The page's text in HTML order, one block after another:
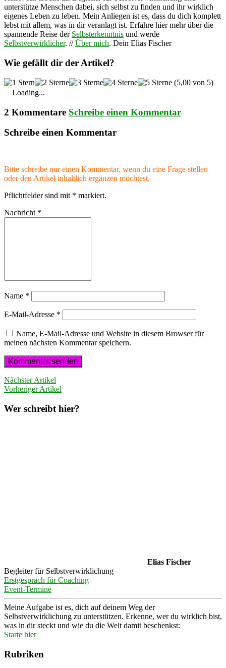
unterstütze Menschen dabei, sich selbst zu finden und ihr wirklich
eigenes Leben zu leben. Mein Anliegen ist es, dass du dich komplett
lebst mit allem, was in dir veranlagt ist. Erfahre hier mehr über die
spannende Reise der Selbsterkenntnis und werde
Selbstverwirklicher. //Über mich. Dein Elias Fischer
Wie gefällt dir der Artikel?
(5,00 von 5)
Loading...
2 Kommentare Schreibe einen Kommentar
Schreibe einen Kommentar
Bitte schreibe nur einen Kommentar, wenn du eine Frage stellen
oder den Artikel inhaltlich ergänzen möchtest.
Pflichtfelder sind mit * markiert.
Nachricht *
Name *
E-Mail-Adresse *
Name, E-Mail-Adresse und Website in diesem Browser für
meinen nächsten Kommentar speichern.
Nächster Artikel
Vorheriger Artikel
Wer schreibt hier?
Elias Fischer
Begleiter für Selbstverwirklichung
Erstgespräch für Coaching
Event-Termine
Meine Aufgabe ist es, dich auf deinem Weg der
Selbstverwirklichung zu unterstützen. Erkenne, wer du wirklich bist,
was in dir steckt und wie du die Welt damit beschenkst:
Starte hier
Rubriken